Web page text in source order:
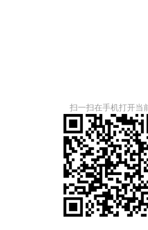
年1
扫一扫在手机打开当